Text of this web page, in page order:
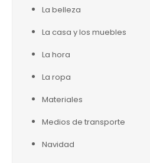
La belleza
La casa y los muebles
La hora
La ropa
Materiales
Medios de transporte
Navidad